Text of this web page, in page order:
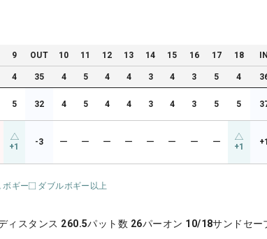
9 OUT 10 11 12 13 14 15 16 17 18
4 35 4 5 4 4 3 4 3 5 4
5 32 4 5 4 4 3 4 3 5 5
+1 -3 ー ー ー ー ー ー ー ー +1
ボギー ダブルボギー以上
ィスタンス 260.5パット数 26パーオン 10/18サンドセー